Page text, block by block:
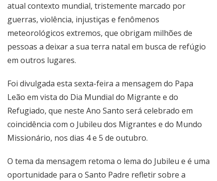
atual contexto mundial, tristemente marcado por
guerras, violência, injustiças e fenômenos
meteorológicos extremos, que obrigam milhões de
pessoas a deixar a sua terra natal em busca de refúgio
em outros lugares.
Foi divulgada esta sexta-feira a mensagem do Papa
Leão em vista do Dia Mundial do Migrante e do
Refugiado, que neste Ano Santo será celebrado em
coincidência com o Jubileu dos Migrantes e do Mundo
Missionário, nos dias 4 e 5 de outubro.
O tema da mensagem retoma o lema do Jubileu e é uma
oportunidade para o Santo Padre refletir sobre a